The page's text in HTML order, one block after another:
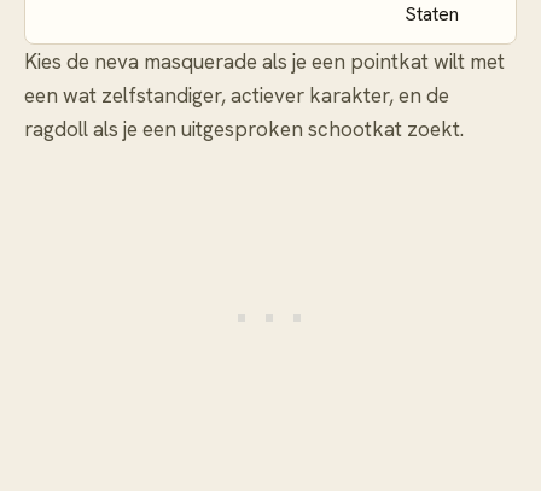
Staten
Kies de neva masquerade als je een pointkat wilt met
een wat zelfstandiger, actiever karakter, en de
ragdoll als je een uitgesproken schootkat zoekt.